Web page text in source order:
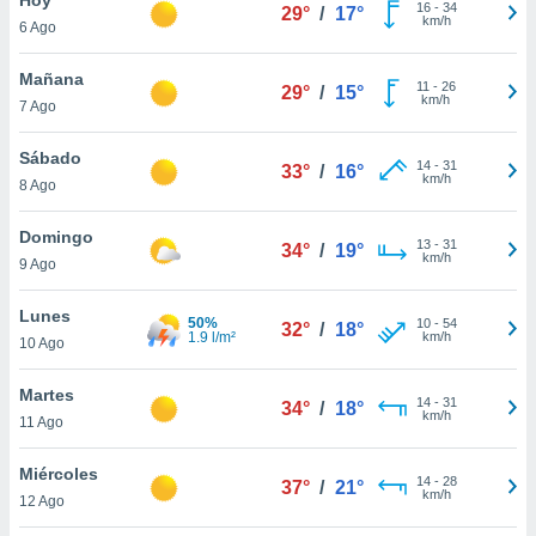
en
más
nuestra
de
cookies
aceptar
6 Ago
29° / 17° 16- 34
km/h
Mañana
7 Ago
29° / 15° 11 - 26
km/h
Sábado
8 Ago
33° / 16° 14- 31
km/h
Domingo
9 Ago
34° / 19° 13- 31
km/h
Lunes
10 Ago
50%
1.9 l/m²
32° / 18° 10- 54
km/h
Martes
11 Ago
34° / 18° 14- 31
km/h
Miércoles
12 Ago
37° / 21° 14- 28
km/h